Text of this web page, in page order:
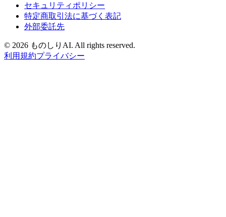
セキュリティポリシー
特定商取引法に基づく表記
外部委託先
© 2026 ものしりAI. All rights reserved.
利用規約プライバシー